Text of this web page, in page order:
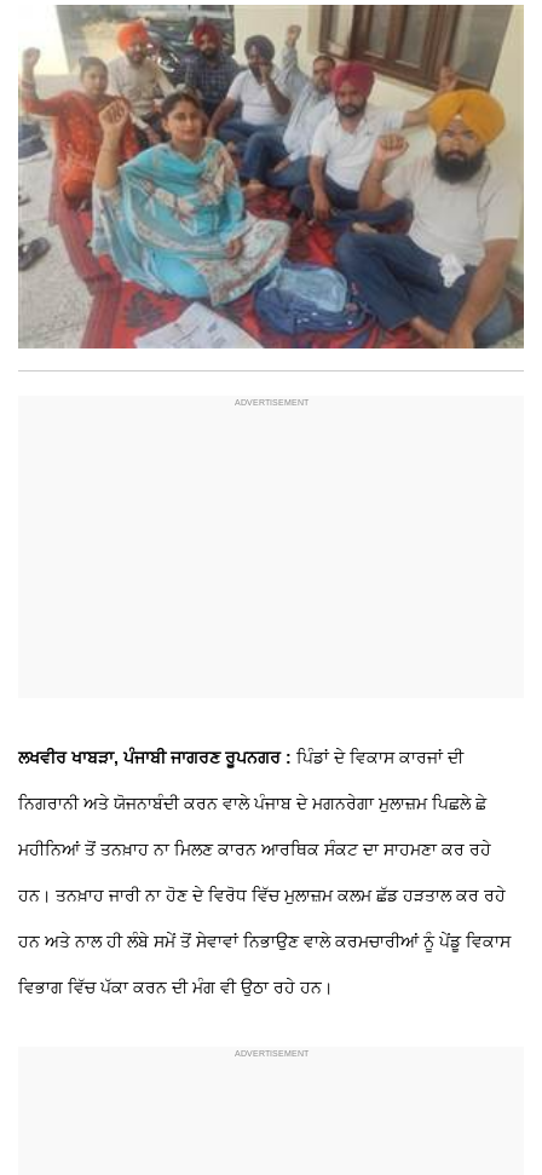
ਲਖਵੀਰ ਖਾਬੜਾ, ਪੰਜਾਬੀ ਜਾਗਰਣ ਰੂਪਨਗਰ : ਪਿੰਡਾਂ ਦੇ ਵਿਕਾਸ ਕਾਰਜਾਂ ਦੀ
ਨਿਗਰਾਨੀ ਅਤੇ ਯੋਜਨਾਬੰਦੀ ਕਰਨ ਵਾਲੇ ਪੰਜਾਬ ਦੇ ਮਗਨਰੇਗਾ ਮੁਲਾਜ਼ਮ ਪਿਛਲੇ ਛੇ
ਮਹੀਨਿਆਂ ਤੋਂ ਤਨਖ਼ਾਹ ਨਾ ਮਿਲਣ ਕਾਰਨ ਆਰਥਿਕ ਸੰਕਟ ਦਾ ਸਾਹਮਣਾ ਕਰ ਰਹੇ
ਹਨ। ਤਨਖ਼ਾਹ ਜਾਰੀ ਨਾ ਹੋਣ ਦੇ ਵਿਰੋਧ ਵਿੱਚ ਮੁਲਾਜ਼ਮ ਕਲਮ ਛੱਡ ਹੜਤਾਲ ਕਰ ਰਹੇ
ਹਨ ਅਤੇ ਨਾਲ ਹੀ ਲੰਬੇ ਸਮੇਂ ਤੋਂ ਸੇਵਾਵਾਂ ਨਿਭਾਉਣ ਵਾਲੇ ਕਰਮਚਾਰੀਆਂ ਨੂੰ ਪੇਂਡੂ ਵਿਕਾਸ
ਵਿਭਾਗ ਵਿੱਚ ਪੱਕਾ ਕਰਨ ਦੀ ਮੰਗ ਵੀ ਉਠਾ ਰਹੇ ਹਨ।